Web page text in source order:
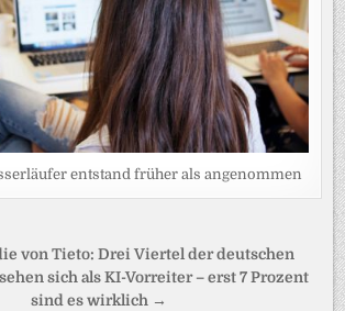
entstand früher als angenommen
von Tieto: Drei Viertel der deutschen
sich als KI-Vorreiter – erst 7 Prozent
sind es wirklich →